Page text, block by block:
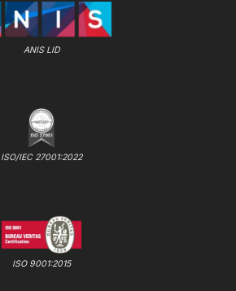
ANIS LID
ISO/IEC 27001:2022
ISO 9001:2015